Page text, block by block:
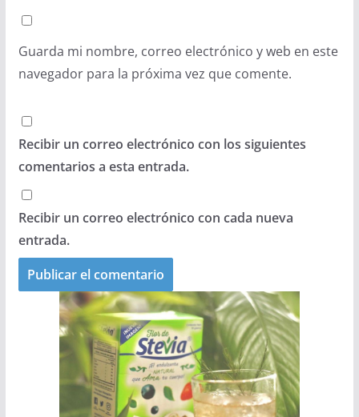
Guarda mi nombre, correo electrónico y web en este
navegador para la próxima vez que comente.
Recibir un correo electrónico con los siguientes
comentarios a esta entrada.
Recibir un correo electrónico con cada nueva
entrada.